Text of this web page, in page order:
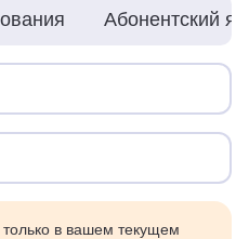
Абонентский
в вашем текущем